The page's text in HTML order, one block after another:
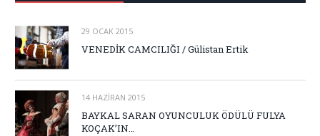
29 OCAK 2015
VENEDİK CAMCILIĞI / Gülistan Ertik
14 HAZIRAN 2015
BAYKAL SARAN OYUNCULUK ÖDÜLÜ FULYA
KOÇAK’IN…